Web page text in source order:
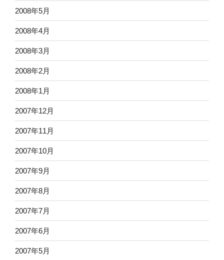
2008年5月
2008年4月
2008年3月
2008年2月
2008年1月
2007年12月
2007年11月
2007年10月
2007年9月
2007年8月
2007年7月
2007年6月
2007年5月